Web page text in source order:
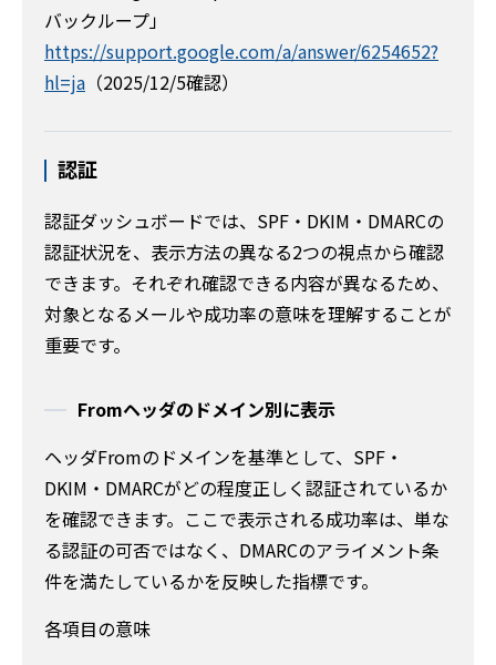
バックループ」
https://support.google.com/a/answer/6254652?
hl=ja （2025/12/5確認）
認証
認証ダッシュボードでは、SPF・DKIM・DMARCの
認証状況を、表示方法の異なる2つの視点から確認
できます。それぞれ確認できる内容が異なるため、
対象となるメールや成功率の意味を理解することが
重要です。
Fromヘッダのドメイン別に表示
ヘッダFromのドメインを基準として、SPF・
DKIM・DMARCがどの程度正しく認証されているか
を確認できます。ここで表示される成功率は、単な
る認証の可否ではなく、DMARCのアライメント条
件を満たしているかを反映した指標です。
各項目の意味